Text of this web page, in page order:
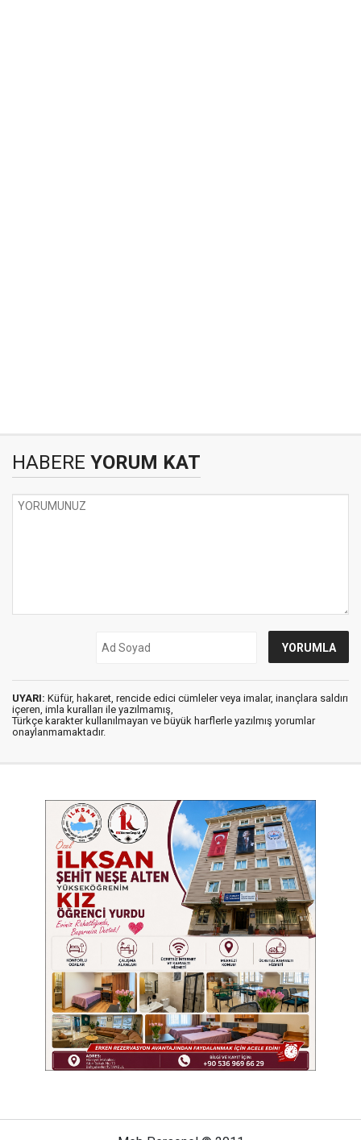
HABERE YORUM KAT
UYARI: Küfür, hakaret, rencide edici cümleler veya imalar, inançlara saldırı
içeren, imla kuralları ile yazılmamış,
Türkçe karakter kullanılmayan ve büyük harflerle yazılmış yorumlar
onaylanmamaktadır.